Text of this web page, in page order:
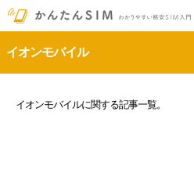
イオンモバイル
イオンモバイルに関する記事一覧。